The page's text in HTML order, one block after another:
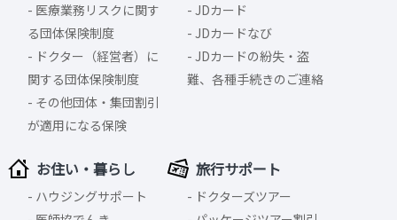
医療業務リスクに関す
る団体保険制度
ドクター（経営者）に
関する団体保険制度
その他団体・集団割引
が適用になる保険
JDカード
JDカードなび
JDカードの紛失・盗
難、各種手続きのご連絡
お住い・暮らし
ハウジングサポート
旅行サポート
ドクターズツアー